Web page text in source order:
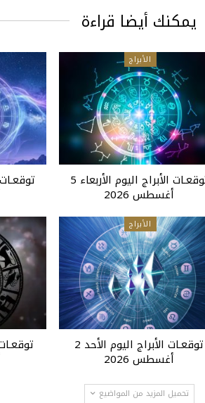
يمكنك أيضا قراءة
الأبراج
توقعـات الأبراج اليوم الأربعاء 5
أغسطس 2026
الأبراج
توقعـات الأبراج اليوم الأحد 2
أغسطس 2026
تحميل المزيد من المواضيع